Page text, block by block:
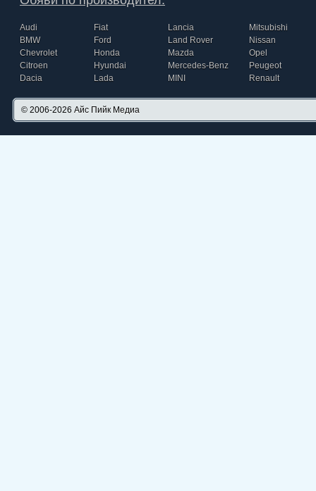
Audi
BMW
Chevrolet
Citroen
Dacia
Fiat
Ford
Honda
Hyundai
Lada
Lancia
Land Rover
Mazda
Mercedes-Benz
MINI
Mitsubishi
Nissan
Opel
Peugeot
Renault
© 2006-2026 Айс Пийк Медиа